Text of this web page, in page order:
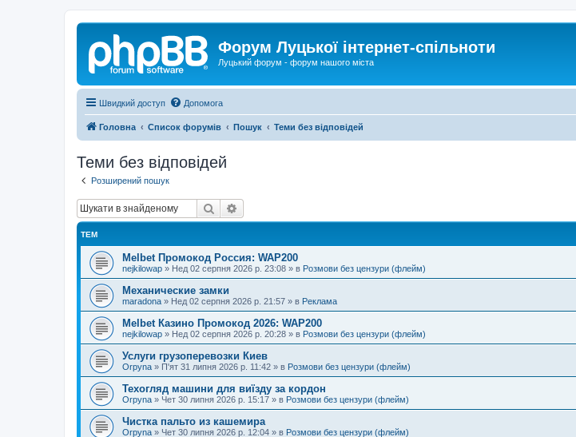
Форум Луцької інтернет-спільноти
Луцький форум - форум нашого міста
Швидкий доступ Допомога
Головна Список форумів Пошук Теми без відповідей
Теми без відповідей
Розширений пошук
Пошук
ТЕМ
Melbet Промокод Россия: WAP200
nejkilowap » Нед 02 серпня 2026 р. 23:08 » в Розмови без цензури (флейм)
Механические замки
maradona » Нед 02 серпня 2026 р. 21:57 » в Реклама
Melbet Казино Промокод 2026: WAP200
nejkilowap » Нед 02 серпня 2026 р. 20:28 » в Розмови без цензури (флейм)
Услуги грузоперевозки Киев
Orpyna » П'ят 31 липня 2026 р. 11:42 » в Розмови без цензури (флейм)
Техогляд машини для виїзду за кордон
Orpyna » Чет 30 липня 2026 р. 15:17 » в Розмови без цензури (флейм)
Чистка пальто из кашемира
Orpyna » Чет 30 липня 2026 р. 12:04 » в Розмови без цензури (флейм)